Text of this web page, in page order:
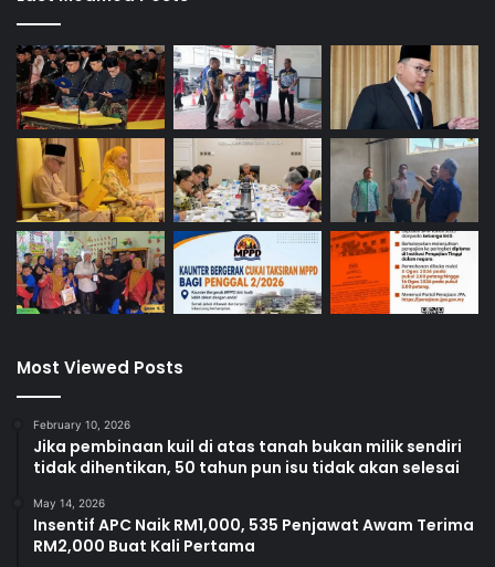
Most Viewed Posts
February 10, 2026
Jika pembinaan kuil di atas tanah bukan milik sendiri
tidak dihentikan, 50 tahun pun isu tidak akan selesai
May 14, 2026
Insentif APC Naik RM1,000, 535 Penjawat Awam Terima
RM2,000 Buat Kali Pertama